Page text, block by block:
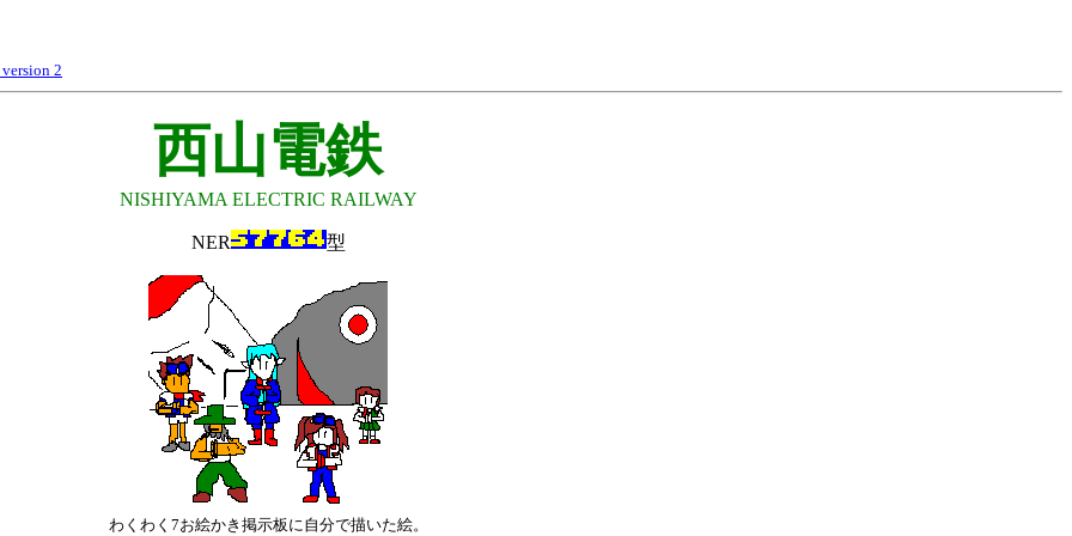
2
西山電鉄
NISHIYAMA ELECTRIC RAILWAY
NER 型
わくわく7お絵かき掲示板に自分で描いた絵。